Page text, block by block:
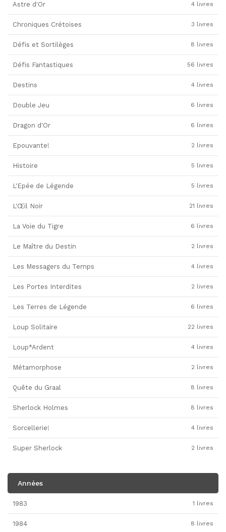
Astre d'Or 4 livres
Chroniques Crétoises 3 livres
Défis et Sortilèges 8 livres
Défis Fantastiques 56 livres
Destins 4 livres
Double Jeu 6 livres
Dragon d'Or 6 livres
Epouvante! 2 livres
Histoire 5 livres
L'Epée de Légende 5 livres
L'Œil Noir 21 livres
La Voie du Tigre 6 livres
Le Maître du Destin 2 livres
Les Messagers du Temps 4 livres
Les Portes Interdites 2 livres
Les Terres de Légende 6 livres
Loup Solitaire 22 livres
Loup*Ardent 4 livres
Métamorphose 2 livres
Quête du Graal 8 livres
Sherlock Holmes 8 livres
Sorcellerie! 4 livres
Super Sherlock 2 livres
Années
1983 1 livres
1984 8 livres